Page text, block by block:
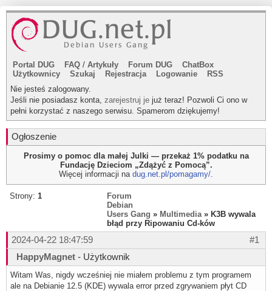
Portal DUG FAQ / Artykuły Forum DUG
ChatBox
Użytkownicy
Szukaj Rejestracja Logowanie
RSS
Nie jesteś zalogowany.
Jeśli nie posiadasz konta, zarejestruj je już teraz! Pozwoli Ci ono w
pełni korzystać z naszego serwisu. Spamerom dziękujemy!
Ogłoszenie
Prosimy o pomoc dla małej Julki — przekaż 1% podatku na
Fundację Dzieciom „Zdążyć z Pomocą”.
Więcej informacji na dug.net.pl/pomagamy/.
Strony: 1
Forum
Debian
Users Gang » Multimedia» K3B wywala
błąd przy Ripowaniu Cd-ków
#1
2024-04-22 18:47:59
HappyMagnet - Użytkownik
Witam Was, nigdy wcześniej nie miałem problemu z tym programem
ale na Debianie 12.5 (KDE) wywala error przed zgrywaniem płyt CD